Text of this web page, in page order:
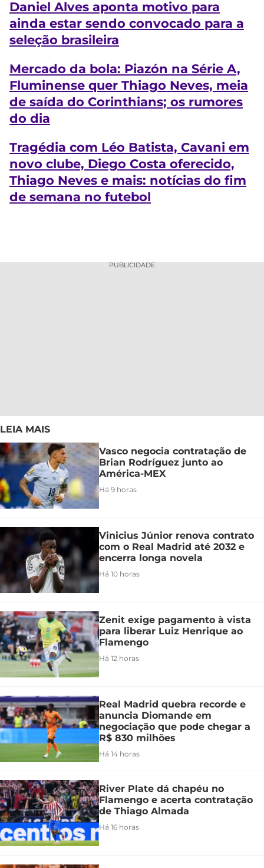
Daniel Alves aponta motivo para
ainda estar sendo convocado para a
seleção brasileira
Mercado da bola: Piazón na Série A,
Fluminense quer Thiago Neves, meia
de saída do Corinthians; os rumores
do dia
Tragédia com Léo Batista, Cavani em
novo clube, Diego Costa oferecido,
Thiago Neves e mais: notícias do fim
de semana no futebol
PUBLICIDADE
LEIA MAIS
Vasco negocia contratação de
Brian Rodríguez junto ao
América-MEX
Há 9 horas
Vinicius Júnior renova contrato
com o Real Madrid até 2032 e
encerra longa novela
Há 10 horas
Zenit exige pagamento à vista
para liberar Luiz Henrique ao
Flamengo
Há 12 horas
Real Madrid quebra recorde e
anuncia Diomande em
negociação que pode chegar a
R$ 830 milhões
Há 14 horas
River Plate dá chapéu no
Flamengo e acerta contratação
de Thiago Almada
Há 16 horas